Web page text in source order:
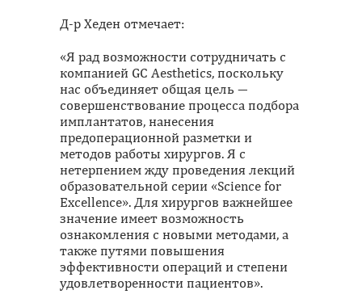
Д-р Хеден отмечает:
«Я рад возможности сотрудничать с
компанией GC Aesthetics, поскольку
нас объединяет общая цель ―
совершенствование процесcа подбора
имплантатов, нанесения
предоперационной разметки и
методов работы хирургов. Я с
нетерпением жду проведения лекций
образовательной серии «Science for
Excellence». Для хирургов важнейшее
значение имеет возможность
ознакомления с новыми методами, а
также путями повышения
эффективности операций и степени
удовлетворенности пациентов».